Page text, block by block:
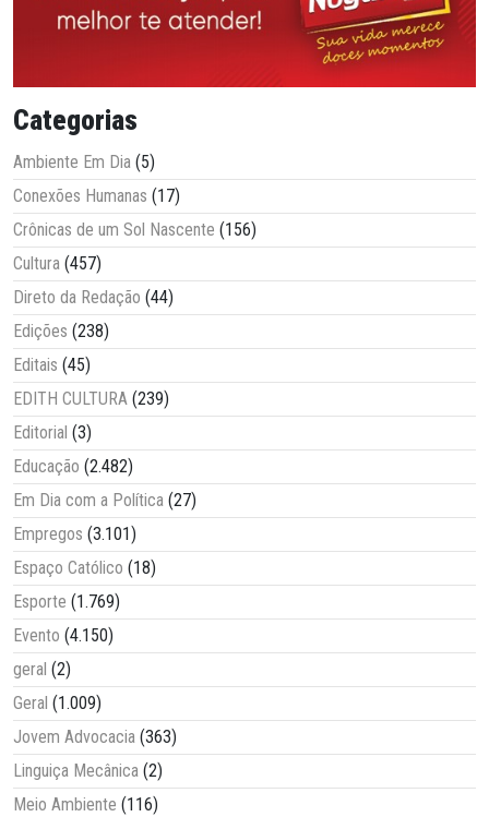
Categorias
Ambiente Em Dia (5)
Conexões Humanas (17)
Crônicas de um Sol Nascente (156)
Cultura (457)
Direto da Redação (44)
Edições (238)
Editais (45)
EDITH CULTURA (239)
Editorial (3)
Educação (2.482)
Em Dia com a Política (27)
Empregos (3.101)
Espaço Católico (18)
Esporte (1.769)
Evento (4.150)
geral (2)
Geral (1.009)
Jovem Advocacia (363)
Linguiça Mecânica (2)
Meio Ambiente (116)